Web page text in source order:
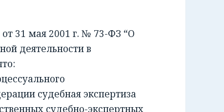
31 мая 2001 г. № 73-ФЗ “О
деятельности в
судебная экспертиза
судебно-экспертных